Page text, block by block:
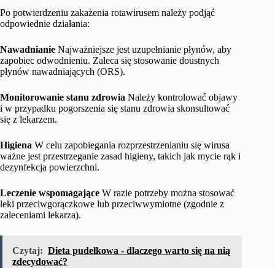
Po potwierdzeniu zakażenia rotawirusem należy podjąć
odpowiednie działania:
Nawadnianie Najważniejsze jest uzupełnianie płynów, aby
zapobiec odwodnieniu. Zaleca się stosowanie doustnych
płynów nawadniających (ORS).
Monitorowanie stanu zdrowia Należy kontrolować objawy
i w przypadku pogorszenia się stanu zdrowia skonsultować
się z lekarzem.
Higiena W celu zapobiegania rozprzestrzenianiu się wirusa
ważne jest przestrzeganie zasad higieny, takich jak mycie rąk i
dezynfekcja powierzchni.
Leczenie wspomagające W razie potrzeby można stosować
leki przeciwgorączkowe lub przeciwwymiotne (zgodnie z
zaleceniami lekarza).
Czytaj: Dieta pudełkowa - dlaczego warto się na nią
zdecydować?